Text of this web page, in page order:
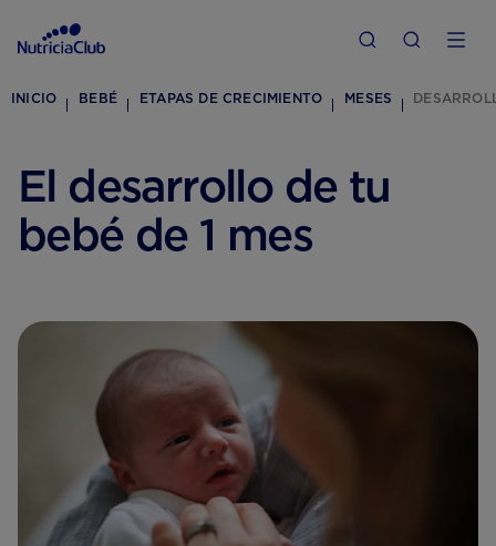
INICIO BEBÉ ETAPAS DE CRECIMIENTO MESES
El desarrollo de tu
bebé de 1 mes